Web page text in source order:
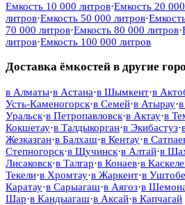
Емкость 10 000 литров·Емкость 20
литров·Емкость 50 000 литров·
70 000 литров·Емкость 80 000 литров·
литров·Емкость 100 000 литров
Доставка ёмкостей в другие
в Алматы·в Астана·в Шымкент·в
Усть-Каменогорск·в Семей·в Атырау·в
Уральск·в Петропавловск·в Актау·в
Кокшетау·в Талдыкорган·в Экибастуз·
Жезказган·в Балхаш·в Кентау·в
Степногорск·в Щучинск·в Алтай·в
Лисаковск·в Талгар·в Конаев·в
Текели·в Хромтау·в Жаркент·в Уштобе
Каратау·в Сарыагаш·в Аягоз·в
Шар·в Кандыагаш·в Аксай·в Капчагай